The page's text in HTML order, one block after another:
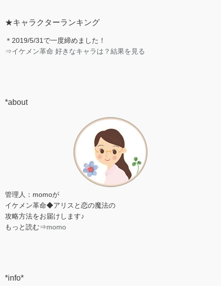
★キャラクターランキング
＊2019/5/31で一度締めました！
⇒イケメン革命 好きなキャラは？結果を見る
*about
管理人：momoが
イケメン革命◆アリスと恋の魔法の
攻略方法をお届けします♪
もっと読む⇒momo
*info*